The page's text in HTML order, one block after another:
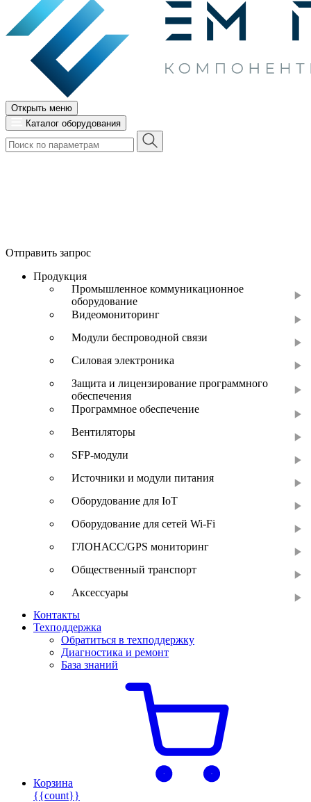
Открыть меню
Каталог оборудования
Отправить запрос
Продукция
Промышленное коммуникационное
оборудование
Видеомониторинг
Модули беспроводной связи
Силовая электроника
Защита и лицензирование программного
обеспечения
Программное обеспечение
Вентиляторы
SFP-модули
Источники и модули питания
Оборудование для IoT
Оборудование для сетей Wi-Fi
ГЛОНАСС/GPS мониторинг
Общественный транспорт
Аксессуары
Контакты
Техподдержка
Обратиться в техподдержку
Диагностика и ремонт
База знаний
Корзина
{{count}}